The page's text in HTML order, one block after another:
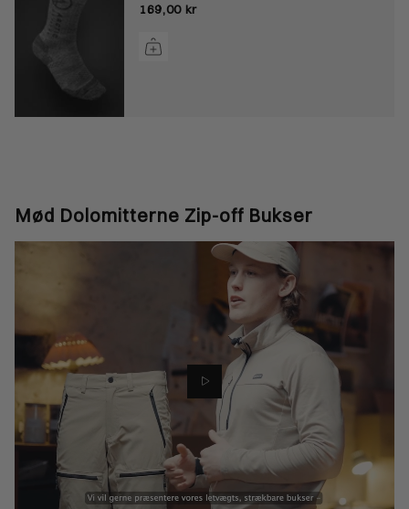
169,00 kr
Mød Dolomitterne Zip-off Bukser